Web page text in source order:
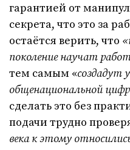
гарантией от
секрета, что это за
остаётся верить, что
поколение научат
тем самым «создадут
общенациональной
сделать это без
подачи трудно
века к этому